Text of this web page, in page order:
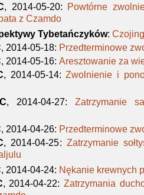
, 2014-05-20: Powtórne
z Czamdo
Tybetańczyków:
, 2014-05-18: Przedterminowe
, 2014-05-16:Aresztowanie za
, 2014-05-14:Zwolnienie i
, 2014-04-27:Zatrzymanie
, 2014-04-26: Przedterminowe
, 2014-04-25: Zatrzymanie
, 2014-04-24: Nękanie krewnych
, 2014-04-22:Zatrzymania